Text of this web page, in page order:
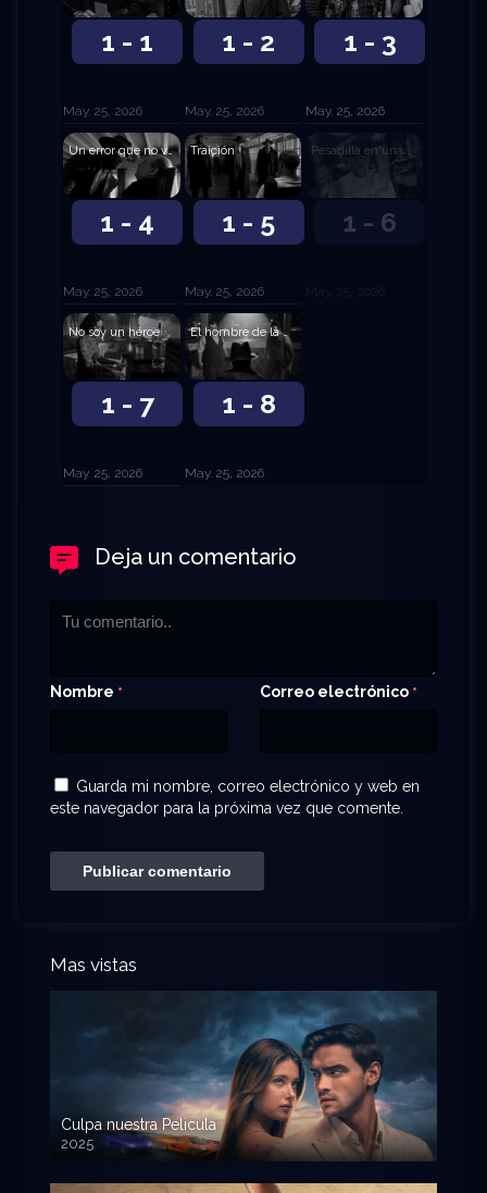
1 - 1
May. 25, 2026
1 - 2
May. 25, 2026
1 - 3
May. 25, 2026
1 - 4
Un error que no volveré a cometer
May. 25, 2026
1 - 5
Traición
May. 25, 2026
1 - 6
Pesadilla en una camilla
1 - 7
No soy un héroe
May. 25, 2026
1 - 8
El hombre de la máscara
May. 25, 2026
Deja un comentario
Nombre * Correo electrónico *
Guarda mi nombre, correo electrónico y web en
este navegador para la próxima vez que comente.
Mas vistas
Culpa nuestra Pelicula
2025
720p HD